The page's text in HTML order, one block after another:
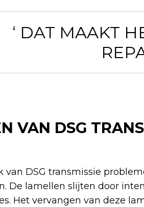
‘ DAT MAAKT
VAN DSG
van DSG transmissie
De lamellen slijten door
Het vervangen van deze